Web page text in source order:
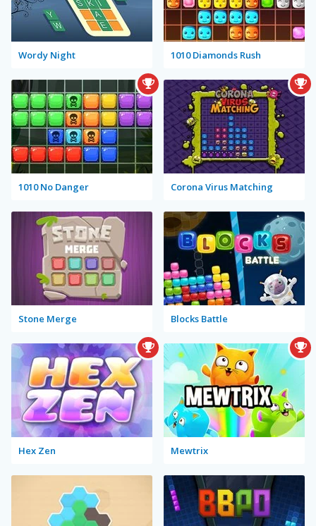
Wordy Night 1010 Diamonds Rush
1010 No Danger Corona Virus Matching
Stone Merge Blocks Battle
Hex Zen Mewtrix